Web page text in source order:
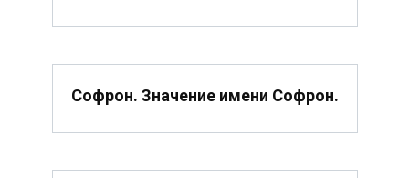
Софрон. Значение имени Софрон.